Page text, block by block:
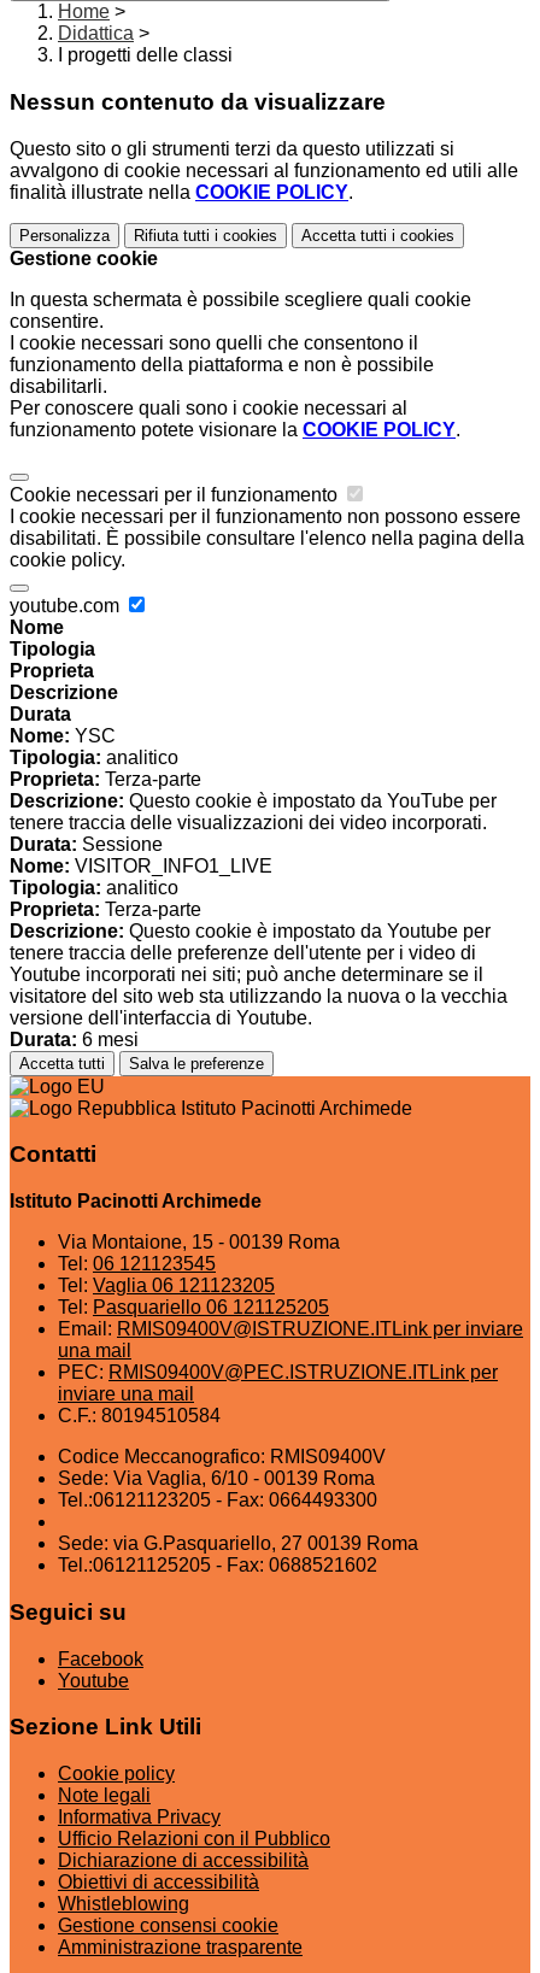
Home >
Didattica >
I progetti delle classi
Nessun contenuto da visualizzare
Questo sito o gli strumenti terzi da questo utilizzati si
avvalgono di cookie necessari al funzionamento ed utili alle
finalità illustrate nella COOKIE POLICY.
Personalizza Rifiuta tutti i cookies Accetta tutti i cookies
Gestione cookie
In questa schermata è possibile scegliere quali cookie
consentire.
I cookie necessari sono quelli che consentono il
funzionamento della piattaforma e non è possibile
disabilitarli.
Per conoscere quali sono i cookie necessari al
funzionamento potete visionare la COOKIE POLICY.
Cookie necessari per il funzionamento
I cookie necessari per il funzionamento non possono essere
disabilitati. È possibile consultare l'elenco nella pagina della
cookie policy.
youtube.com
Nome
Tipologia
Proprieta
Descrizione
Durata
Nome: YSC
Tipologia: analitico
Proprieta: Terza-parte
Descrizione: Questo cookie è impostato da YouTube per
tenere traccia delle visualizzazioni dei video incorporati.
Durata: Sessione
Nome: VISITOR_INFO1_LIVE
Tipologia: analitico
Proprieta: Terza-parte
Descrizione: Questo cookie è impostato da Youtube per
tenere traccia delle preferenze dell'utente per i video di
Youtube incorporati nei siti; può anche determinare se il
visitatore del sito web sta utilizzando la nuova o la vecchia
versione dell'interfaccia di Youtube.
Durata: 6 mesi
Accetta tutti Salva le preferenze
Istituto Pacinotti Archimede
Contatti
Istituto Pacinotti Archimede
Via Montaione, 15 - 00139 Roma
Tel: 06 121123545
Tel: Vaglia 06 121123205
Tel: Pasquariello 06 121125205
Email: RMIS09400V@ISTRUZIONE.ITLink per inviare
una mail
PEC: RMIS09400V@PEC.ISTRUZIONE.ITLink per
inviare una mail
C.F.: 80194510584
Codice Meccanografico: RMIS09400V
Sede: Via Vaglia, 6/10 - 00139 Roma
Tel.:06121123205 - Fax: 0664493300
Sede: via G.Pasquariello, 27 00139 Roma
Tel.:06121125205 - Fax: 0688521602
Seguici su
Facebook
Youtube
Sezione Link Utili
Cookie policy
Note legali
Informativa Privacy
Ufficio Relazioni con il Pubblico
Dichiarazione di accessibilità
Obiettivi di accessibilità
Whistleblowing
Gestione consensi cookie
Amministrazione trasparente